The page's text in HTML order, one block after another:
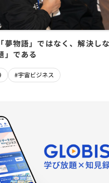
夢物語」ではなく、解決し
」である
#宇宙ビジネス